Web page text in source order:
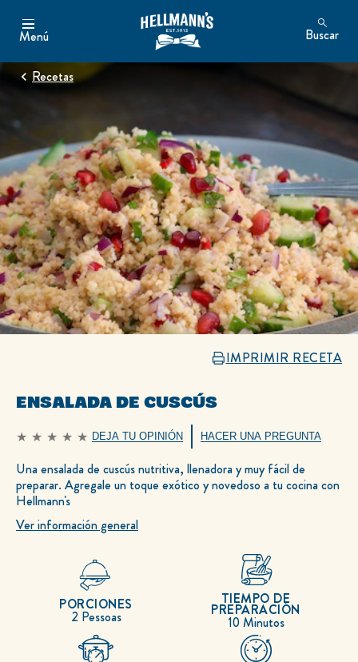
Menú Buscar
Recetas
IMPRIMIR RECETA
ENSALADA DE CUSCÚS
No
han
enviado
calificaciones
para
este
DEJA TU OPINIÓN HACER UNA PREGUNTA
Una ensalada de cuscús nutritiva, llenadora y muy fácil de
preparar. Agregale un toque exótico y novedoso a tu cocina con
Hellmann's
Ver información general
2 Pessoas
PORCIONES
10 Minutos
TIEMPO DE
PREPARACIÓN